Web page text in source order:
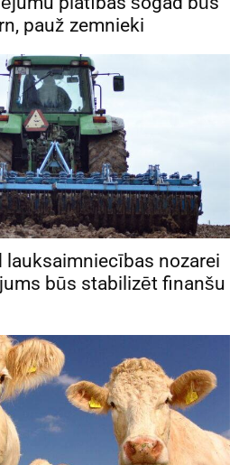
pauž zemnieki
lauksaimniecības nozarei
būs stabilizēt finanšu